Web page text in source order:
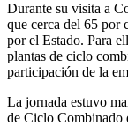
Durante su visita a
que cerca del 65 por
por el Estado. Para
plantas de ciclo
participación de la
La jornada estuvo
de Ciclo Combinado